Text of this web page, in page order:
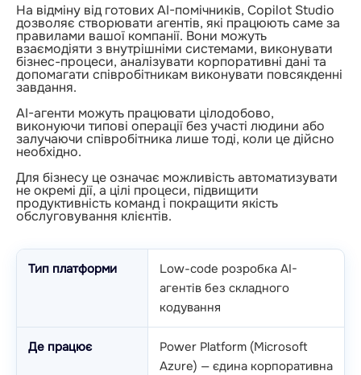
На відміну від готових AI-помічників, Copilot Studio
дозволяє створювати агентів, які працюють саме за
правилами вашої компанії. Вони можуть
взаємодіяти з внутрішніми системами, виконувати
бізнес-процеси, аналізувати корпоративні дані та
допомагати співробітникам виконувати повсякденні
завдання.
AI-агенти можуть працювати цілодобово,
виконуючи типові операції без участі людини або
залучаючи співробітника лише тоді, коли це дійсно
необхідно.
Для бізнесу це означає можливість автоматизувати
не окремі дії, а цілі процеси, підвищити
продуктивність команд і покращити якість
обслуговування клієнтів.
Тип платформи
Low-code розробка AI-
агентів без складного
кодування
Де працює
Power Platform (Microsoft
Azure) — єдина корпоративна